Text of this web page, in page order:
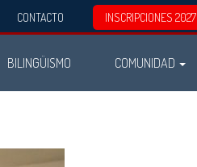
CONTACTO INSCRIPCIONES 2027
BILINGÜISMO COMUNIDAD